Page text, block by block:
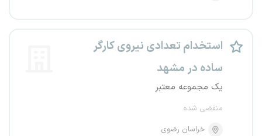
استخدام تعدادی نیروی کارگر
ساده در مشهد
یک مجموعه معتبر
منقضی شده
خراسان رضوی